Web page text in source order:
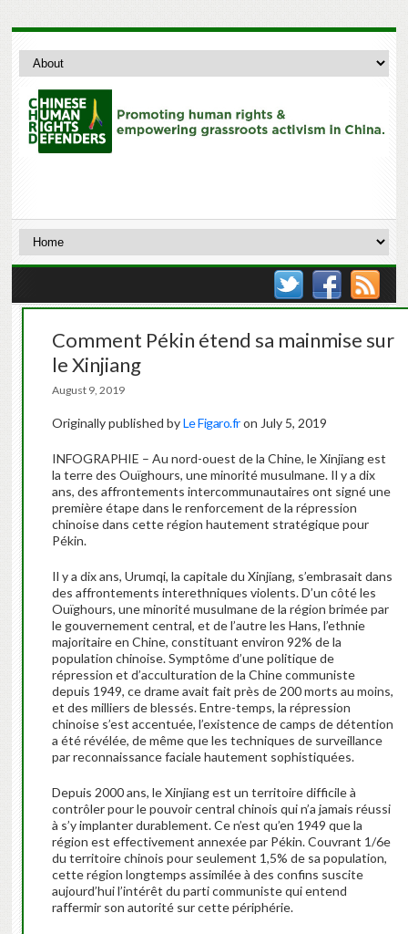
Comment Pékin étend sa mainmise sur
le Xinjiang
August 9, 2019
Originally published byLe Figaro.fron July 5, 2019
INFOGRAPHIE – Au nord-ouest de la Chine, le Xinjiang est
la terre des Ouïghours, une minorité musulmane. Il y a dix
ans, des affrontements intercommunautaires ont signé une
première étape dans le renforcement de la répression
chinoise dans cette région hautement stratégique pour
Pékin.
Il y a dix ans, Urumqi, la capitale du Xinjiang, s’embrasait dans
des affrontements interethniques violents. D’un côté les
Ouïghours, une minorité musulmane de la région brimée par
le gouvernement central, et de l’autre les Hans, l’ethnie
majoritaire en Chine, constituant environ 92% de la
population chinoise. Symptôme d’une politique de
répression et d’acculturation de la Chine communiste
depuis 1949, ce drame avait fait près de 200 morts au moins,
et des milliers de blessés. Entre-temps, la répression
chinoise s’est accentuée, l’existence de camps de détention
a été révélée, de même que les techniques de surveillance
par reconnaissance faciale hautement sophistiquées.
Depuis 2000 ans, le Xinjiang est un territoire difficile à
contrôler pour le pouvoir central chinois qui n’a jamais réussi
à s’y implanter durablement. Ce n’est qu’en 1949 que la
région est effectivement annexée par Pékin. Couvrant 1/6e
du territoire chinois pour seulement 1,5% de sa population,
cette région longtemps assimilée à des confins suscite
aujourd’hui l’intérêt du parti communiste qui entend
raffermir son autorité sur cette périphérie.